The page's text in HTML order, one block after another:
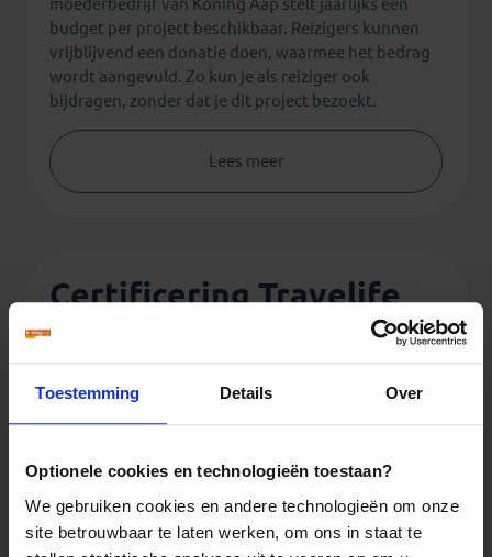
Toestemming Details Over
Optionele cookies en technologieën toestaan?
We gebruiken cookies en andere technologieën om onze
site betrouwbaar te laten werken, om ons in staat te
moederbedrijf van Koning Aap stelt jaarlijks een
budget per project beschikbaar. Reizigers kunnen
vrijblijvend een donatie doen, waarmee het bedrag
wordt aangevuld. Zo kun je als reiziger ook
bijdragen, zonder dat je dit project bezoekt.
Lees meer
Certificering Travelife